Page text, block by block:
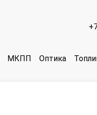
МКПП Оптика